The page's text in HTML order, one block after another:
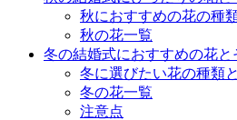
秋におすすめの花の種
秋の花一覧
冬の結婚式におすすめの花と
冬に選びたい花の種類
冬の花一覧
注意点